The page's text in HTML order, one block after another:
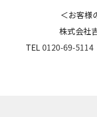
＜お客様
株式会社
TEL 0120-69-5114